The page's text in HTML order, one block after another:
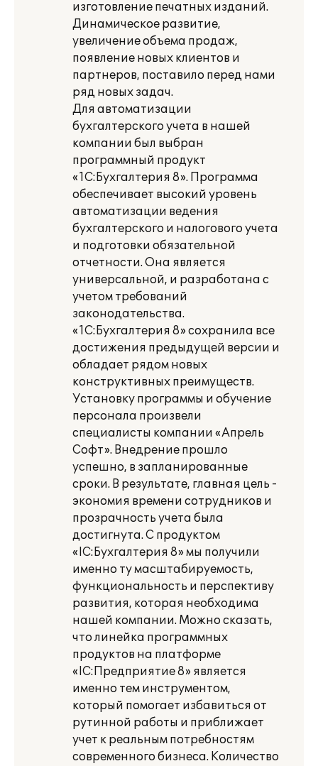
изготовление печатных изданий.
Динамическое развитие,
увеличение объема продаж,
появление новых клиентов и
партнеров, поставило перед нами
ряд новых задач.
Для автоматизации
бухгалтерского учета в нашей
компании был выбран
программный продукт
«1С:Бухгалтерия 8». Программа
обеспечивает высокий уровень
автоматизации ведения
бухгалтерского и налогового учета
и подготовки обязательной
отчетности. Она является
универсальной, и разработана с
учетом требований
законодательства.
«1С:Бухгалтерия 8» сохранила все
достижения предыдущей версии и
обладает рядом новых
конструктивных преимуществ.
Установку программы и обучение
персонала произвели
специалисты компании «Апрель
Софт». Внедрение прошло
успешно, в запланированные
сроки. В результате, главная цель -
экономия времени сотрудников и
прозрачность учета была
достигнута. С продуктом
«lС:Бухгалтерия 8» мы получили
именно ту масштабируемость,
функциональность и перспективу
развития, которая необходима
нашей компании. Можно сказать,
что линейка программных
продуктов на платформе
«lС:Предприятие 8» является
именно тем инструментом,
который помогает избавиться от
рутинной работы и приближает
учет к реальным потребностям
современного бизнеса. Количество